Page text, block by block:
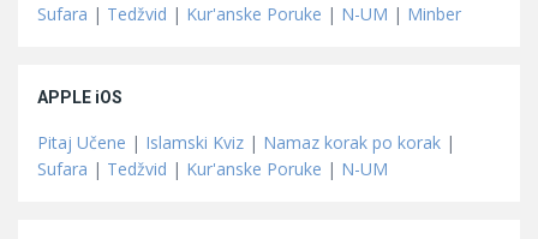
Sufara | Tedžvid | Kur'anske Poruke | N-UM | Minber
APPLE iOS
Pitaj Učene | Islamski Kviz | Namaz korak po korak |
Sufara | Tedžvid | Kur'anske Poruke | N-UM